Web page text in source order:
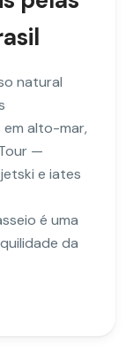
natural
em alto-mar,
—
e iates
é uma
da